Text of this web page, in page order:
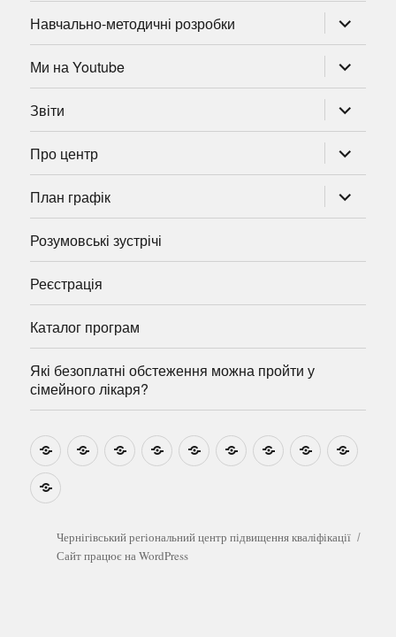
Навчально-методичні розробки
підменю
Ми на Youtube
підменю
Звіти
підменю
Про центр
підменю
План графік
підменю
Розумовські зустрічі
Реєстрація
Каталог програм
Які безоплатні обстеження можна пройти у
сімейного лікаря?
НовиниНавчально-
методичні
Ми
на
Звіти Про
центр
План
графік
Розумовські
зустрічі
Реєстрація
Які
безоплатні
можна
пройти
у
Чернігівський регіональний центр підвищення кваліфікації
Сайт працює на WordPress